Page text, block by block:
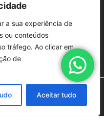
a sua experiência de
ou conteúdos
tráfego. Ao clicar em
de
Aceitar tudo
Astra WordPress Theme